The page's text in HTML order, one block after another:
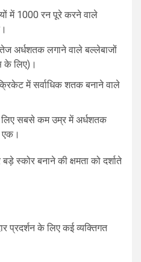
में 1000 रन पूरे करने वाले
अर्धशतक लगाने वाले बल्लेबाजों
के लिए)।
में सर्वाधिक शतक बनाने वाले
सबसे कम उम्र में अर्धशतक
एक।
स्कोर बनाने की क्षमता को दर्शाते
प्रदर्शन के लिए कई व्यक्तिगत